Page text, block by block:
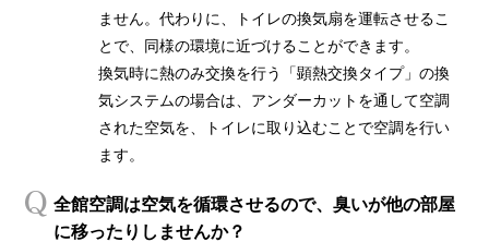
ません。代わりに、トイレの換気扇を運転させるこ
とで、同様の環境に近づけることができます。
換気時に熱のみ交換を行う「顕熱交換タイプ」の換
気システムの場合は、アンダーカットを通して空調
された空気を、トイレに取り込むことで空調を行い
ます。
全館空調は空気を循環させるので、臭いが他の部屋
に移ったりしませんか？